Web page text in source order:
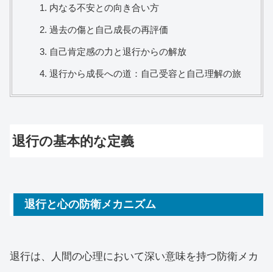
内なる不安との向き合い方
過去の傷と自己成長の再評価
自己肯定感の力と退行からの解放
退行から成長への道：自己受容と自己理解の旅
退行の基本的な定義
退行と心の防衛メカニズム
退行は、人間の心理において深い意味を持つ防衛メカ